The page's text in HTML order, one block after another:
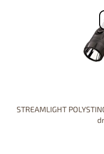
STREAMLIGHT